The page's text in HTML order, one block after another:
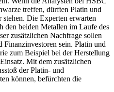
treffen, dürften Platin und
stehen. Die Experten erwarten
den beiden Metallen im Laufe des
zusätzlichen Nachfrage sollen
Finanzinvestoren sein. Platin und
zum Beispiel bei der Herstellung
Mit dem zusätzlichen
der Platin- und
können, befürchten die